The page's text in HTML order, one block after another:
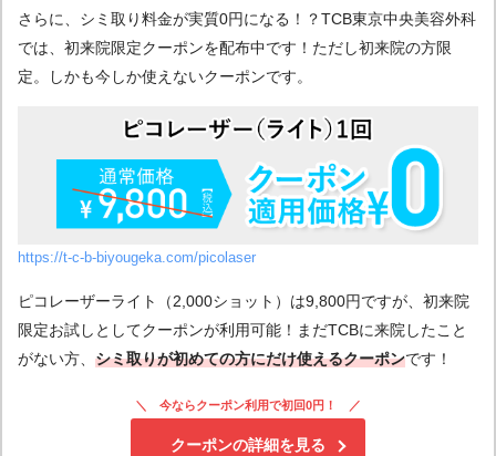
さらに、シミ取り料金が実質0円になる！？TCB東京中央美容外科
では、初来院限定クーポンを配布中です！ただし初来院の方限
定。しかも今しか使えないクーポンです。
https://t-c-b-biyougeka.com/picolaser
ピコレーザーライト（2,000ショット）は9,800円ですが、初来院
限定お試しとしてクーポンが利用可能！まだTCBに来院したこと
がない方、シミ取りが初めての方にだけ使えるクーポンです！
今ならクーポン利用で初回0円！
クーポンの詳細を見る